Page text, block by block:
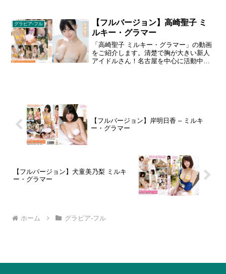
ル・天木じゅん。男子垂涎のIカップ二次
元ボディで人気の彼女が僕の彼女だった
なら…。写真集とリンクした世界で、人
気グラドルとイチャイチャ妄想デートを
叶えます。
グラビア-フル
【フルバージョン】高崎聖子 ミ
ルキー・グラマー
「高崎聖子 ミルキー・グラマー」の動画
をご紹介します。清楚で胸が大きい新人
アイドルさん！名古屋を中心に活動中の
【フルバージョン】岸明日香 – ミルキ
ー・グラマー
【フルバージョン】犬童美乃梨 ミルキ
ー・グラマー
ホーム グラビア-フル